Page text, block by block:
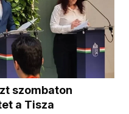
szombaton
a Tisza